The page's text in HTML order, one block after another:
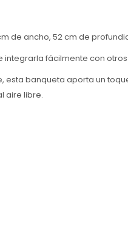
de ancho, 52 cm de
integrarla fácilmente con
esta banqueta aporta un
aire libre.